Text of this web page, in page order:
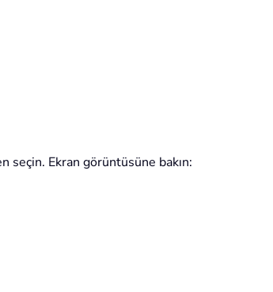
seçin. Ekran görüntüsüne bakın: